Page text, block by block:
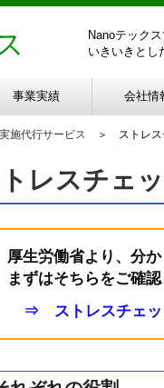
Nanoテック
いきいきとし
事業実績 会社情
施代行サービス ＞ ストレ
レスチェ
厚生労働省より、分
まずはそちらをご確
⇒ ストレスチェッ